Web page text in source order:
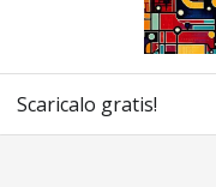
Scaricalo gratis!